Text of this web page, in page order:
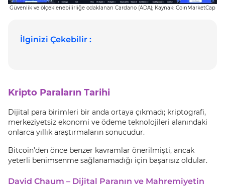
Güvenlik ve ölçeklenebilirliğe odaklanan Cardano (ADA); Kaynak: CoinMarketCap
İlginizi Çekebilir :
Kripto Paraların Tarihi
Dijital para birimleri bir anda ortaya çıkmadı; kriptografi,
merkeziyetsiz ekonomi ve ödeme teknolojileri alanındaki
onlarca yıllık araştırmaların sonucudur.
Bitcoin’den önce benzer kavramlar önerilmişti, ancak
yeterli benimsenme sağlanamadığı için başarısız oldular.
David Chaum – Dijital Paranın ve Mahremiyetin